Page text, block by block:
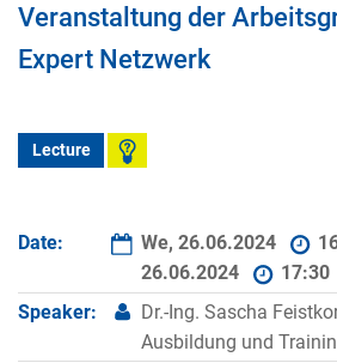
Veranstaltung der
Expert Netzwerk
Lecture
Date: We, 26.06.2024
26.06.2024
17:30
Speaker:
Dr.-Ing. Sascha
Ausbildung und